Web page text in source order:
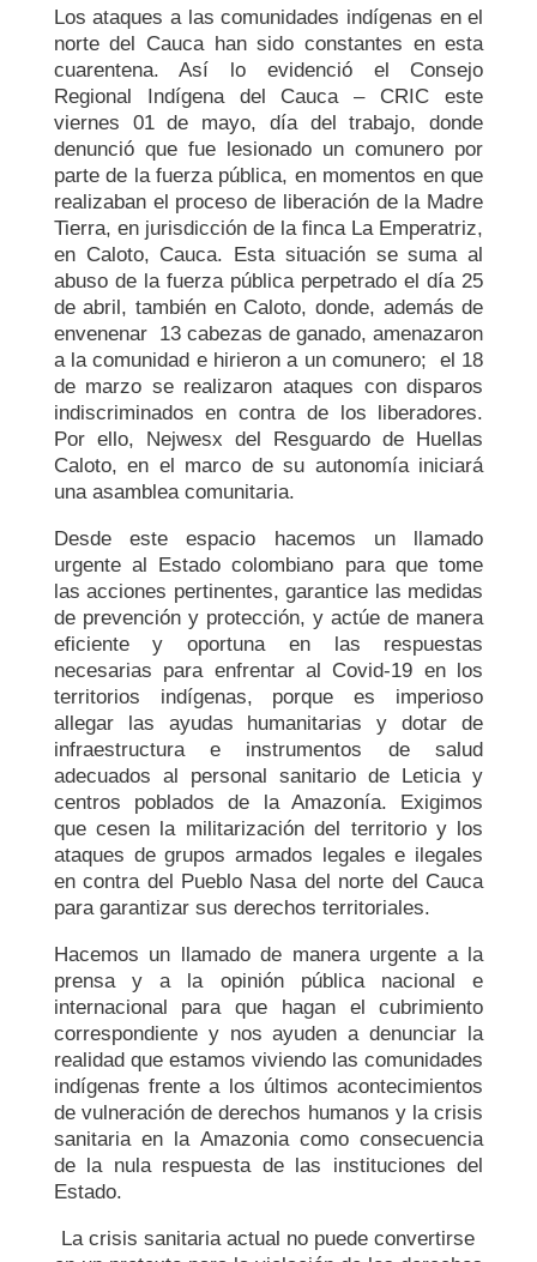
Los ataques a las comunidades indígenas en el
norte del Cauca han sido constantes en esta
cuarentena. Así lo evidenció el Consejo
Regional Indígena del Cauca – CRIC este
viernes 01 de mayo, día del trabajo, donde
denunció que fue lesionado un comunero por
parte de la fuerza pública, en momentos en que
realizaban el proceso de liberación de la Madre
Tierra, en jurisdicción de la finca La Emperatriz,
en Caloto, Cauca. Esta situación se suma al
abuso de la fuerza pública perpetrado el día 25
de abril, también en Caloto, donde, además de
envenenar 13 cabezas de ganado, amenazaron
a la comunidad e hirieron a un comunero; el 18
de marzo se realizaron ataques con disparos
indiscriminados en contra de los liberadores.
Por ello, Nejwesx del Resguardo de Huellas
Caloto, en el marco de su autonomía iniciará
una asamblea comunitaria.
Desde este espacio hacemos un llamado
urgente al Estado colombiano para que tome
las acciones pertinentes, garantice las medidas
de prevención y protección, y actúe de manera
eficiente y oportuna en las respuestas
necesarias para enfrentar al Covid-19 en los
territorios indígenas, porque es imperioso
allegar las ayudas humanitarias y dotar de
infraestructura e instrumentos de salud
adecuados al personal sanitario de Leticia y
centros poblados de la Amazonía. Exigimos
que cesen la militarización del territorio y los
ataques de grupos armados legales e ilegales
en contra del Pueblo Nasa del norte del Cauca
para garantizar sus derechos territoriales.
Hacemos un llamado de manera urgente a la
prensa y a la opinión pública nacional e
internacional para que hagan el cubrimiento
correspondiente y nos ayuden a denunciar la
realidad que estamos viviendo las comunidades
indígenas frente a los últimos acontecimientos
de vulneración de derechos humanos y la crisis
sanitaria en la Amazonia como consecuencia
de la nula respuesta de las instituciones del
Estado.
La crisis sanitaria actual no puede convertirse